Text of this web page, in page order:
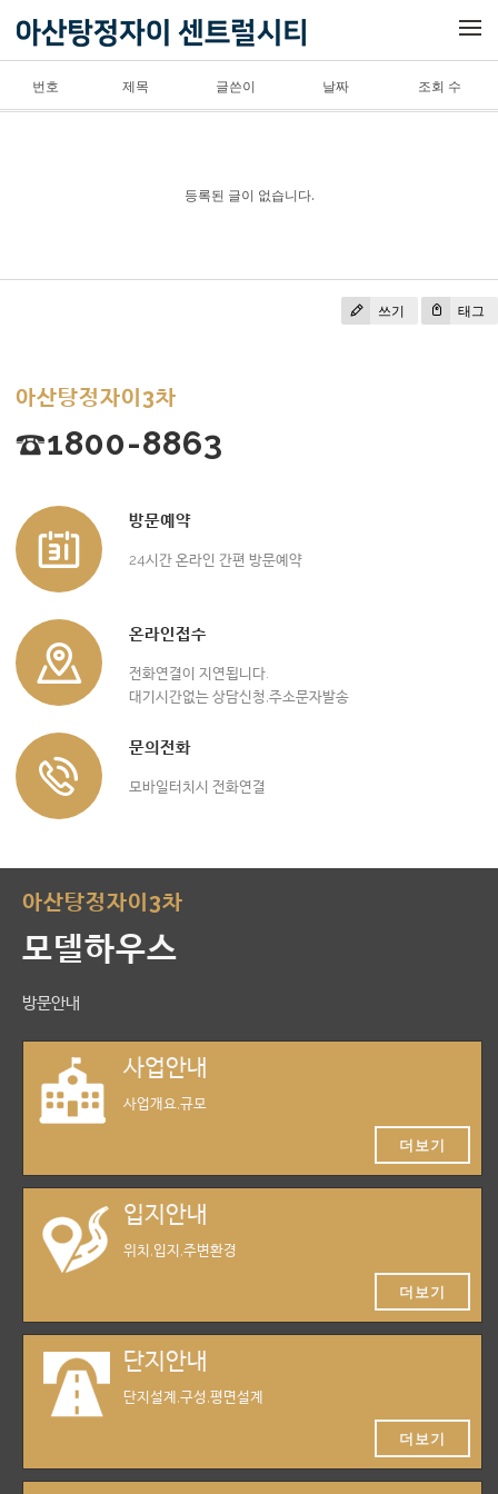
메뉴 건너뛰기
번호 제목 글쓴이 날짜 조회 수
등록된 글이 없습니다.
쓰기 태그
아산탕정자이3차
☎1800-8863
방문예약
24시간 온라인 간편 방문예약
온라인접수
전화연결이 지연됩니다.
대기시간없는 상담신청,주소문자발송
문의전화
모바일터치시 전화연결
아산탕정자이3차
모델하우스
방문안내
사업안내
사업개요,규모
더보기
입지안내
위치,입지,주변환경
더보기
단지안내
단지설계,구성,평면설계
더보기